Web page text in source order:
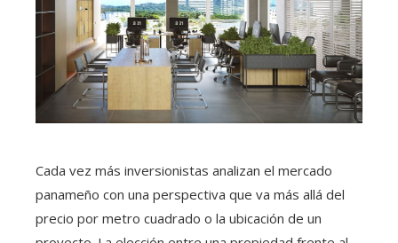
Cada vez más inversionistas analizan el mercado
panameño con una perspectiva que va más allá del
precio por metro cuadrado o la ubicación de un